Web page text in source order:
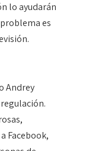
lo ayudarán
es
Andrey
Facebook,